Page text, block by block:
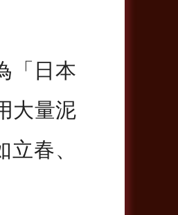
「日本
大量泥
立春、